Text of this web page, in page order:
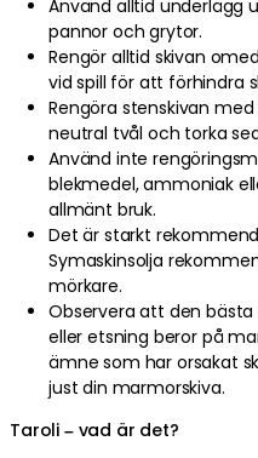
Använd alltid underlägg
pannor och grytor.
Rengör alltid skivan
vid spill för att förhindra
Rengöra stenskivan
neutral tvål och torka
Använd inte
blekmedel, ammoniak
allmänt bruk.
Det är starkt
Symaskinsolja
mörkare.
Observera att den
eller etsning beror på
ämne som har orsakat
just din marmorskiva.
Taroli – vad är det?